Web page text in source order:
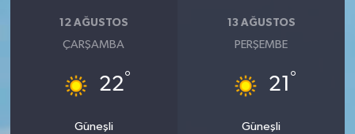
12 AĞUSTOS
ÇARŞAMBA
22°
Güneşli
13 AĞUSTOS
PERŞEMBE
21 °
Güneşli